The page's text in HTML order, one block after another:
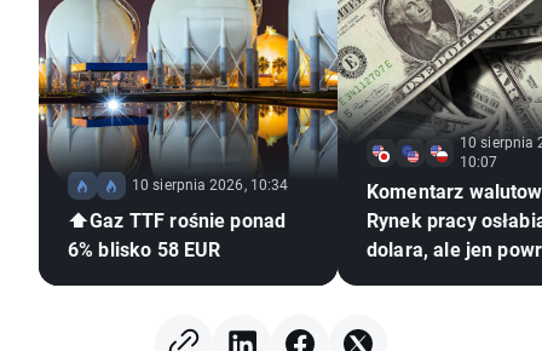
10 sierpnia 2026, 10:34
⬆️Gaz TTF rośnie ponad
6% blisko 58 EUR
10 sierpnia
10:07
Komentarz
Rynek pracy
dolara, ale jen